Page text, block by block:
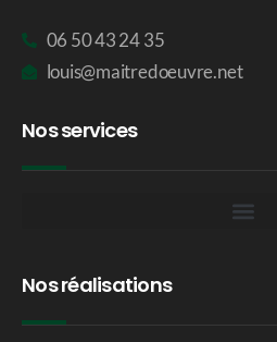
06 50 43 24 35
louis@maitredoeuvre.net
Nos services
Nos réalisations